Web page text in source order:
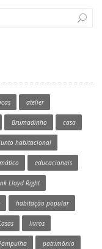
atelier
Brumadinho casa
habitacional
educacionais
Lloyd Right
habitação popular
livros
patrimônio